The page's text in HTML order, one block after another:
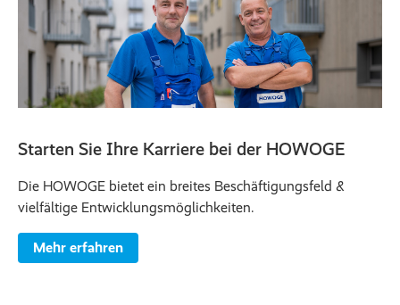
Starten Sie Ihre Karriere bei der HOWOGE
Die HOWOGE bietet ein breites Beschäftigungsfeld &
vielfältige Entwicklungsmöglichkeiten.
Mehr erfahren